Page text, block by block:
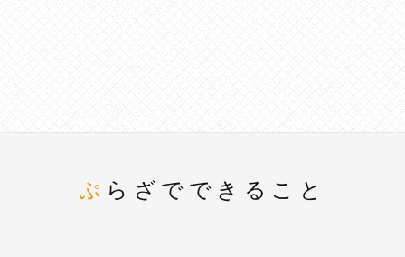
ぷらざでできること